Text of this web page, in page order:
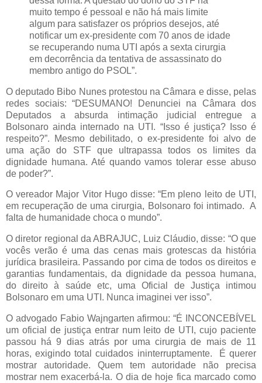
muito tempo é pessoal e não há mais limite
algum para satisfazer os próprios desejos, até
notificar um ex-presidente com 70 anos de idade
se recuperando numa UTI após a sexta cirurgia
em decorrência da tentativa de assassinato do
membro antigo do PSOL”.
O deputado Bibo Nunes protestou na Câmara e disse, pelas
redes sociais: “DESUMANO! Denunciei na Câmara dos
Deputados a absurda intimação judicial entregue a
Bolsonaro ainda internado na UTI. “Isso é justiça? Isso é
respeito?”. Mesmo debilitado, o ex-presidente foi alvo de
uma ação do STF que ultrapassa todos os limites da
dignidade humana. Até quando vamos tolerar esse abuso
de poder?”.
O vereador Major Vitor Hugo disse: “Em pleno leito de UTI,
em recuperação de uma cirurgia, Bolsonaro foi intimado. A
falta de humanidade choca o mundo”.
O diretor regional da ABRAJUC, Luiz Cláudio, disse: “O que
vocês verão é uma das cenas mais grotescas da história
jurídica brasileira. Passando por cima de todos os direitos e
garantias fundamentais, da dignidade da pessoa humana,
do direito à saúde etc, uma Oficial de Justiça intimou
Bolsonaro em uma UTI. Nunca imaginei ver isso”.
O advogado Fabio Wajngarten afirmou: “É INCONCEBÍVEL
um oficial de justiça entrar num leito de UTI, cujo paciente
passou há 9 dias atrás por uma cirurgia de mais de 11
horas, exigindo total cuidados ininterruptamente. É querer
mostrar autoridade. Quem tem autoridade não precisa
mostrar nem exacerbá-la. O dia de hoje fica marcado como